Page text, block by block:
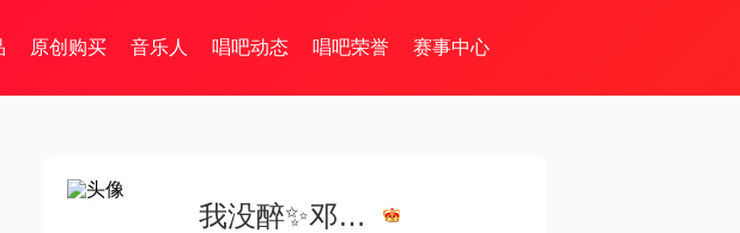
原创购买 音乐人 唱吧动态 唱吧荣誉 赛事中心
我没醉✨邓夕✨168✨美💞